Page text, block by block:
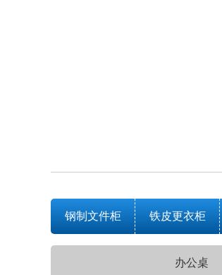
钢制文件柜 铁皮更衣柜
办公桌